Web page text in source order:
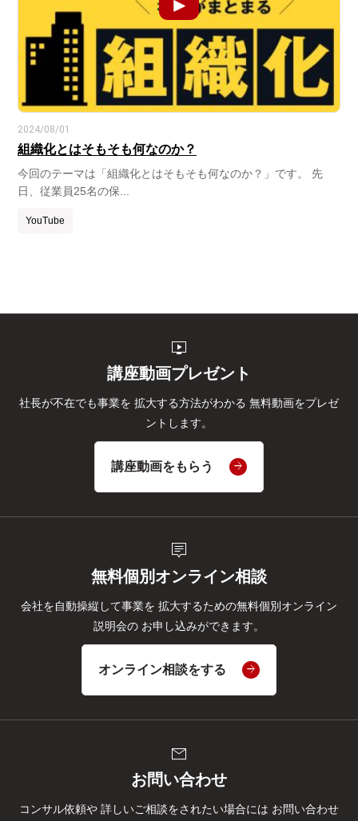
2024/08/01
組織化とはそもそも何なのか？
今回のテーマは「組織化とはそもそも何なのか？」です。 先
日、従業員25名の保...
YouTube
live_tv
講座動画プレゼント
社長が不在でも事業を 拡大する方法がわかる 無料動画をプレゼ
ントします。
講座動画をもらう
tooltip_2
無料個別オンライン相談
会社を自動操縦して事業を 拡大するための無料個別オンライン
説明会の お申し込みができます。
オンライン相談をする
mail
お問い合わせ
コンサル依頼や 詳しいご相談をされたい場合には お問い合わせ